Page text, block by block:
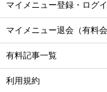
マイメニュー登録・ログ
マイメニュー退会（有料会
有料記事一覧
利用規約